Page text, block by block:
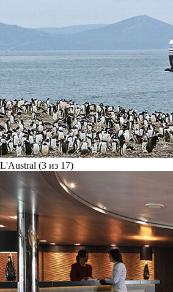
L'Austral (3 из 17)